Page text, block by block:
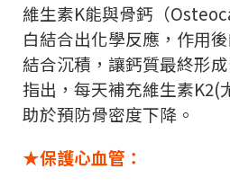
維生素K能與骨鈣（
白結合出化學反應，作用
結合沉積，讓鈣質最終形
指出，每天補充維生素K2(
助於預防骨密度下降。
★保護心血管：